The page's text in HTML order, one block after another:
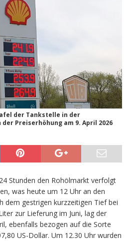
der Tankstelle in der
Preiserhöhung am 9. April 2026
Stunden den Rohölmarkt verfolgt
was heute um 12 Uhr an den
dem gestrigen kurzzeitigen Tief bei
zur Lieferung im Juni, lag der
ebenfalls bezogen auf die Sorte
US-Dollar. Um 12.30 Uhr wurden